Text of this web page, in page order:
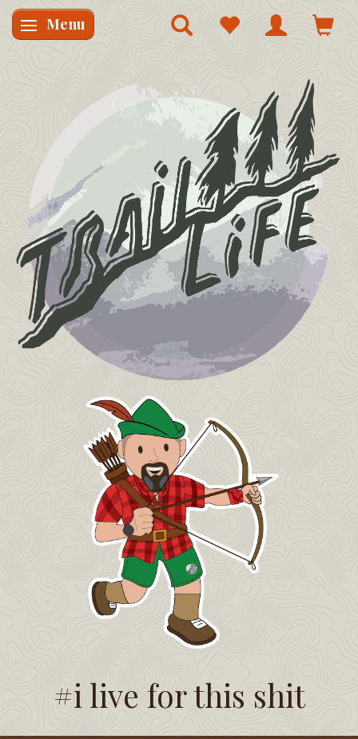
Skifte navigation
Menu
#i live for this shit